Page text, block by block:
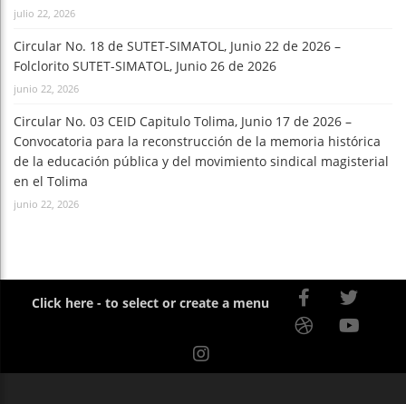
julio 22, 2026
Circular No. 18 de SUTET-SIMATOL, Junio 22 de 2026 –
Folclorito SUTET-SIMATOL, Junio 26 de 2026
junio 22, 2026
Circular No. 03 CEID Capitulo Tolima, Junio 17 de 2026 –
Convocatoria para la reconstrucción de la memoria histórica
de la educación pública y del movimiento sindical magisterial
en el Tolima
junio 22, 2026
Click here - to select or create a menu